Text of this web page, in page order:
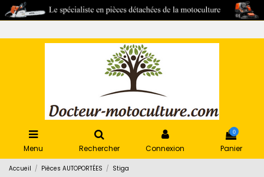
Menu Rechercher Connexion
0
Panier
Accueil Pièces AUTOPORTÉES Stiga